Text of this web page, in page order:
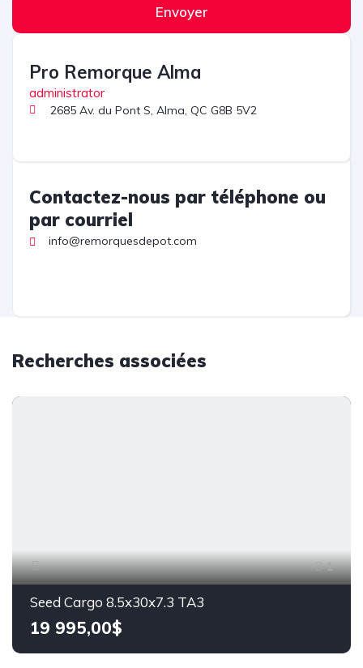
Envoyer
Pro Remorque Alma
administrator
2685 Av. du Pont S, Alma, QC G8B 5V2
Contactez-nous par téléphone ou
par courriel
info@remorquesdepot.com
Recherches associées
1
Seed Cargo 8.5x30x7.3 TA3
19 995,00$